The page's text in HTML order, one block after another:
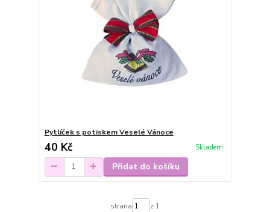
Pytlíček s potiskem Veselé Vánoce
40 Kč Skladem
Přidat do košíku
strana z 1